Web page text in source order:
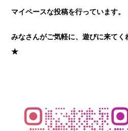
マイペースな投稿を行っています。
みなさんがご気軽に、遊びに来て
★